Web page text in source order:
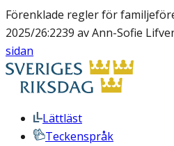
Förenklade regler för
2025/26:2239 av Ann-Sofie
sidan
Lättläst
Teckenspråk